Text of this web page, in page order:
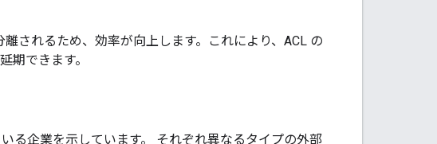
されるため、効率が向上します。これにより、ACL の
期できます。
る企業を示しています。 それぞれ異なるタイプの外部